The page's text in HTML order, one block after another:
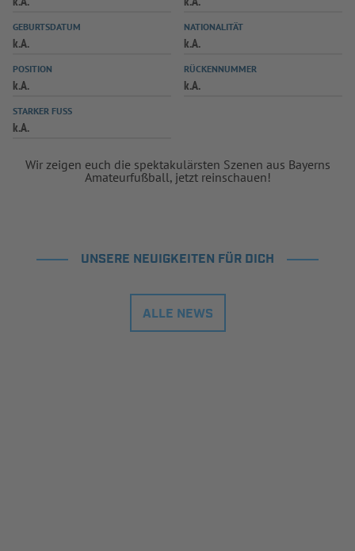
SPIELPLUS
GEBURTSDATUM
k.A.
NATIONALITÄT
k.A.
POSITION
k.A.
RÜCKENNUMMER
k.A.
STARKER FUSS
k.A.
Wir zeigen euch die spektakulärsten Szenen aus Bayerns
Amateurfußball, jetzt reinschauen!
UNSERE NEUIGKEITEN FÜR DICH
ALLE NEWS